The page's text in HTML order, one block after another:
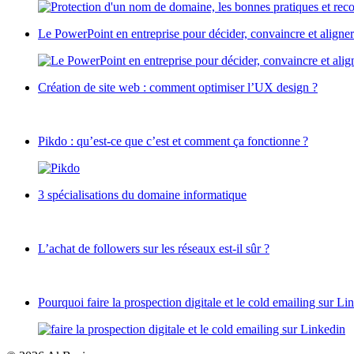
Le PowerPoint en entreprise pour décider, convaincre et aligner
Création de site web : comment optimiser l’UX design ?
Pikdo : qu’est-ce que c’est et comment ça fonctionne ?
3 spécialisations du domaine informatique
L’achat de followers sur les réseaux est-il sûr ?
Pourquoi faire la prospection digitale et le cold emailing sur